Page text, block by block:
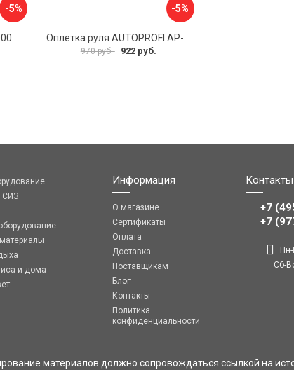
-5% -5%
970 руб. 922 руб.
СИЗ
и дома
Информация
О магазине
Сертификаты
Оплата
Доставка
Поставщикам
Блог
Контакты
Политика
конфиденциальности
Контакты
+7
‎‎+7
Сб-
материалов должно сопровождаться ссылкой на